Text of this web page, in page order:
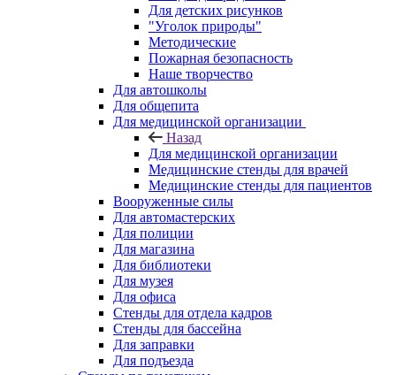
Для детских рисунков
"Уголок природы"
Методические
Пожарная безопасность
Наше творчество
Для автошколы
Для общепита
Для медицинской организации
Назад
Для медицинской организации
Медицинские стенды для врачей
Медицинские стенды для пациентов
Вооруженные силы
Для автомастерских
Для полиции
Для магазина
Для библиотеки
Для музея
Для офиса
Стенды для отдела кадров
Стенды для бассейна
Для заправки
Для подъезда